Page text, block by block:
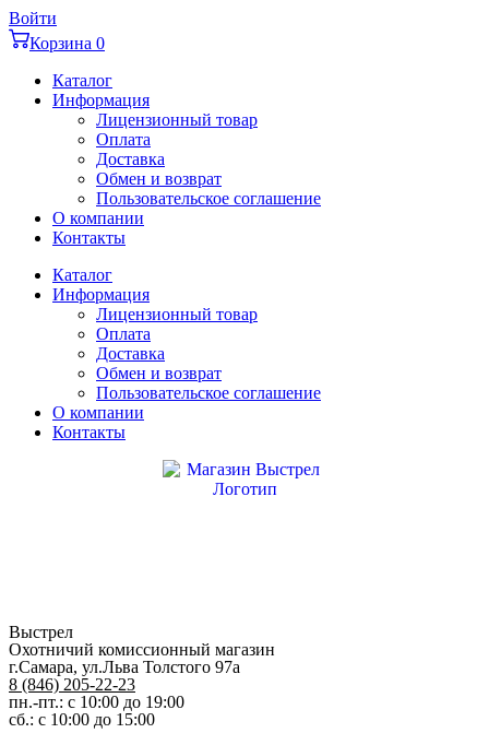
Перейти
к
содержимому
Войти
Корзина 0
Каталог
Информация
Лицензионный товар
Оплата
Доставка
Обмен и возврат
Пользовательское соглашение
О компании
Контакты
Каталог
Информация
Лицензионный товар
Оплата
Доставка
Обмен и возврат
Пользовательское соглашение
О компании
Контакты
Выстрел
Охотничий комиссионный магазин
г.Самара, ул.Льва Толстого 97а
8 (846) 205-22-23
пн.-пт.: с 10:00 до 19:00
сб.: с 10:00 до 15:00